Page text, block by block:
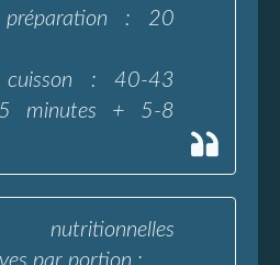
préparation : 20
cuisson : 40-43
minutes + 5-8
par portion :